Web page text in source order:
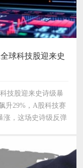
球科技股迎来史
技股迎来史诗级暴
升29%，A股科技赛
涨，这场史诗级反弹